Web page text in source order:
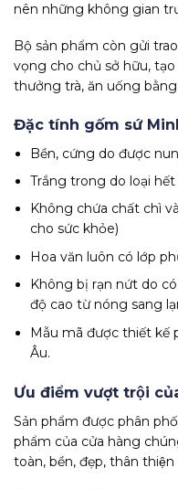
nên những không gian
Bộ sản phẩm còn gửi
vọng cho chủ sở hữu,
thưởng trà, ăn uống bằng
Đặc tính gốm sứ
Bền, cứng do được
Trắng trong do loại
Không chứa chất chì
cho sức khỏe)
Hoa văn luôn có lớp
Không bị rạn nứt do
độ cao từ nóng sang
Mẫu mã được thiết kế
Âu.
Ưu điểm vượt trội
Sản phẩm được phân
phẩm của cửa hàng
toàn, bền, đẹp, thân